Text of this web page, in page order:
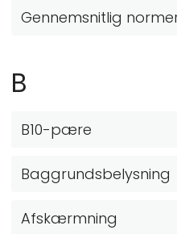
Gennemsnitlig
B
B10-pære
Baggrundsbelysning
Afskærmning